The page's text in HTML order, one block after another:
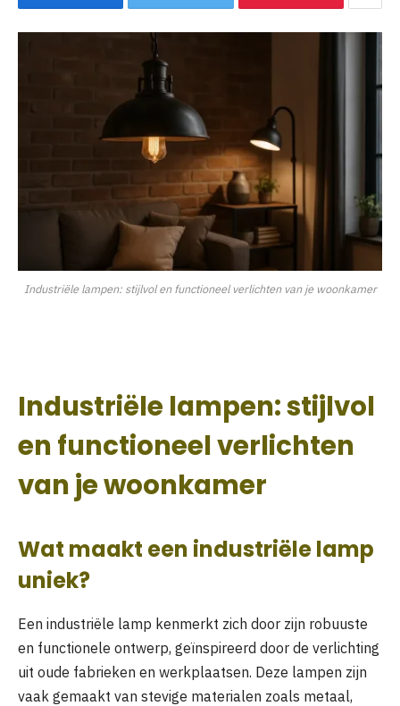
Industriële lampen: stijlvol en functioneel verlichten van je woonkamer
Industriële lampen: stijlvol
en functioneel verlichten
van je woonkamer
Wat maakt een industriële lamp
uniek?
Een industriële lamp kenmerkt zich door zijn robuuste
en functionele ontwerp, geïnspireerd door de verlichting
uit oude fabrieken en werkplaatsen. Deze lampen zijn
vaak gemaakt van stevige materialen zoals metaal,